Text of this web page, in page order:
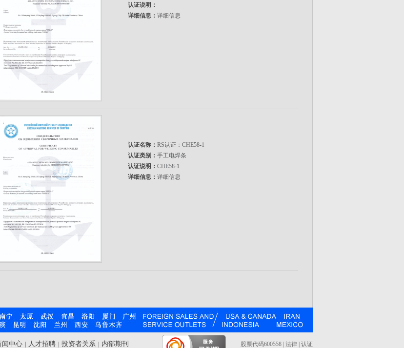
认证说明：
详细信息： 详细信息
认证名称： RS认证：CHE58-1
认证类别： 手工电焊条
认证说明： CHE58-1
详细信息： 详细信息
闻中心 人才招聘 投资者关系 内部期刊 股票代码600558 | 法律 | 认证